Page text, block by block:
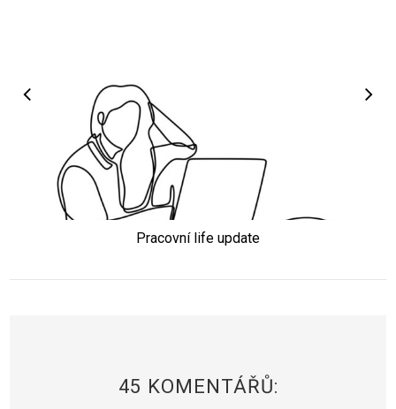
Pracovní life update
45 KOMENTÁŘŮ: